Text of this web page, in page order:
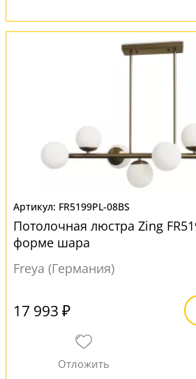
FR5199PL-08BS
Потолочная люстра Zing
форме шара
Freya (Германия)
17 993 ₽